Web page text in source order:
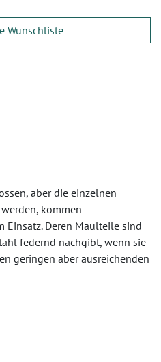
Wunschliste
aber die einzelnen
kommen
Einsatz. Deren Maulteile sind
federnd nachgibt, wenn sie
geringen aber ausreichenden